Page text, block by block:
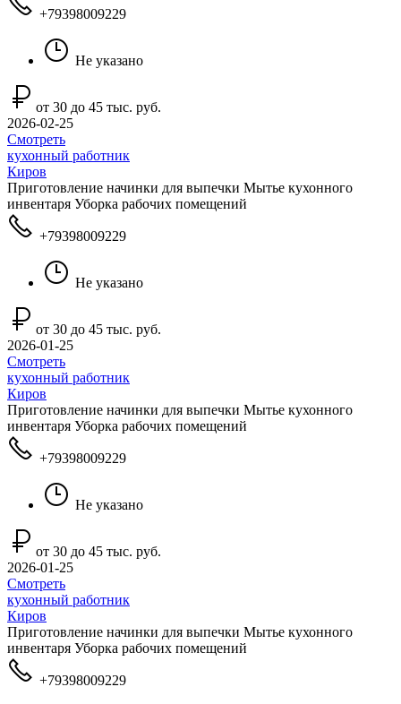
+79398009229
Не указано
от 30 до 45 тыс. руб.
2026-02-25
Смотреть
кухонный работник
Киров
Приготовление начинки для выпечки Мытье кухонного
инвентаря Уборка рабочих помещений
+79398009229
Не указано
от 30 до 45 тыс. руб.
2026-01-25
Смотреть
кухонный работник
Киров
Приготовление начинки для выпечки Мытье кухонного
инвентаря Уборка рабочих помещений
+79398009229
Не указано
от 30 до 45 тыс. руб.
2026-01-25
Смотреть
кухонный работник
Киров
Приготовление начинки для выпечки Мытье кухонного
инвентаря Уборка рабочих помещений
+79398009229